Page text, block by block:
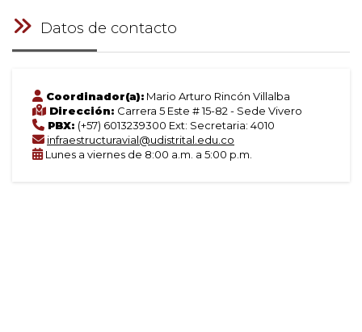
Datos de contacto
Coordinador(a): Mario Arturo Rincón Villalba
Dirección: Carrera 5 Este # 15-82 - Sede Vivero
PBX: (+57) 6013239300 Ext: Secretaria: 4010
infraestructuravial@udistrital.edu.co
Lunes a viernes de 8:00 a.m. a 5:00 p.m.